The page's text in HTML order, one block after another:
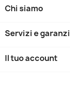
Chi siamo
Servizi e
Il tuo account